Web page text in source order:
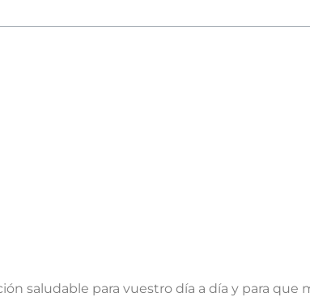
saludable para vuestro día a día y para que